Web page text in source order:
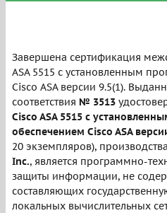
Завершена сертификация
ASA 5515 с установленным
Cisco ASA версии 9.5(1).
соответствия № 3513
Cisco ASA 5515 с
обеспечением Cisco ASA
20 экземпляров),
Inc., является программно-
защиты информации, не
составляющих
локальных вычислительных